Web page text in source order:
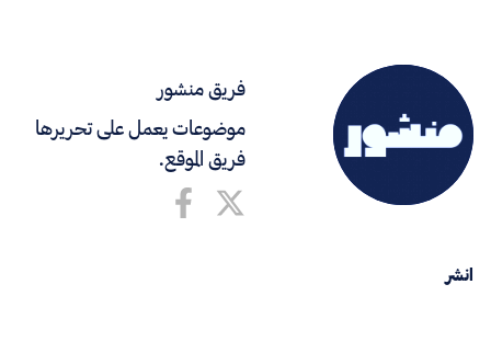
فريق منشور
موضوعات يعمل على تحريرها
فريق الموقع.
انشر